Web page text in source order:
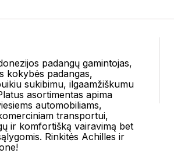
padangų gamintojas,
kokybės padangas,
sukibimu, ilgaamžiškumu
asortimentas apima
automobiliams,
transportui,
ir komfortišką vairavimą bet
Rinkitės Achilles ir